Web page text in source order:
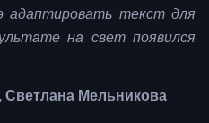
адаптировать текст для
на свет появился
Светлана Мельникова